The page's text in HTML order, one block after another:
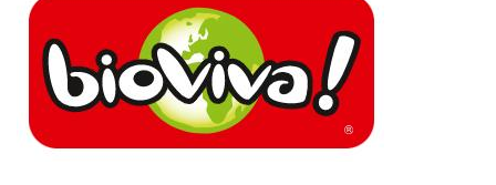
RECHERCHER
CONTACT